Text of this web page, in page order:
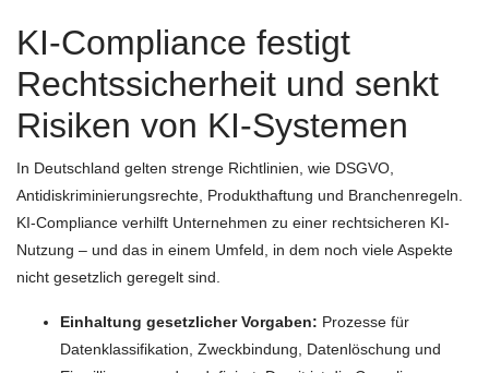
KI-Compliance festigt
Rechtssicherheit und senkt
Risiken von KI-Systemen
In Deutschland gelten strenge Richtlinien, wie DSGVO,
Antidiskriminierungsrechte, Produkthaftung und Branchenregeln.
KI-Compliance verhilft Unternehmen zu einer rechtsicheren KI-
Nutzung – und das in einem Umfeld, in dem noch viele Aspekte
nicht gesetzlich geregelt sind.
Einhaltung gesetzlicher Vorgaben: Prozesse für
Datenklassifikation, Zweckbindung, Datenlöschung und